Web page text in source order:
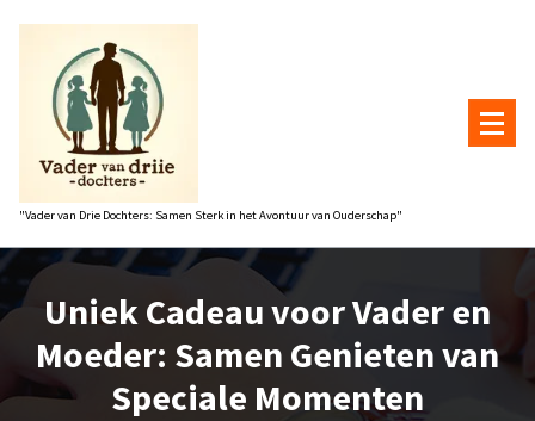
"Vader van Drie Dochters: Samen Sterk in het Avontuur van Ouderschap"
Uniek Cadeau voor Vader en
Moeder: Samen Genieten van
Speciale Momenten